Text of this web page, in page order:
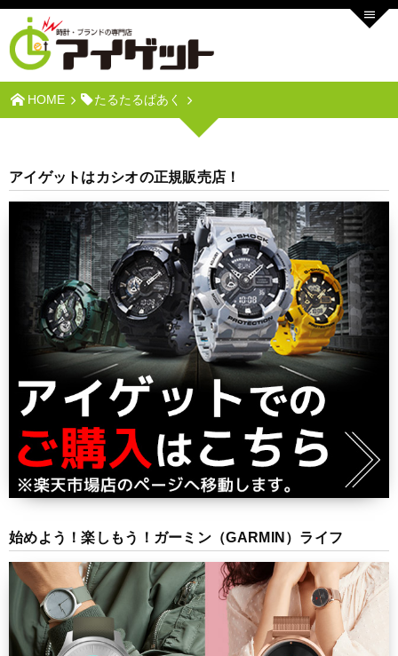
HOME たるたるぱあく
アイゲットはカシオの正規販売店！
始めよう！楽しもう！ガーミン（GARMIN）ライフ